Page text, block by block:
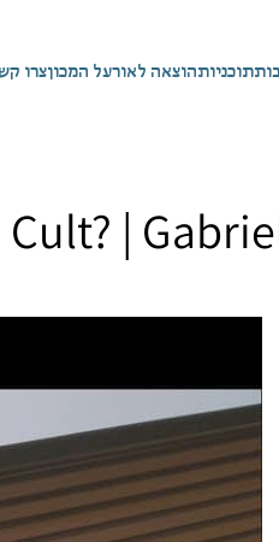
תוכניותהוצאה לאורעל המכוןצרו
|